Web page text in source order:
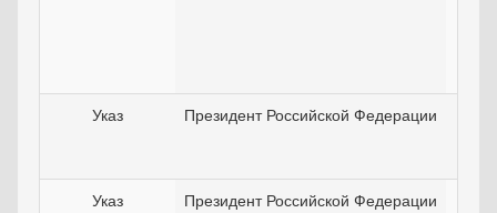
Указ Президент Российской Федерации
Указ Президент Российской Федерации